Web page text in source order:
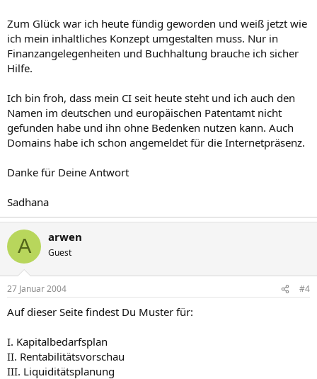
Zum Glück war ich heute fündig geworden und weiß jetzt wie
ich mein inhaltliches Konzept umgestalten muss. Nur in
Finanzangelegenheiten und Buchhaltung brauche ich sicher
Hilfe.
Ich bin froh, dass mein CI seit heute steht und ich auch den
Namen im deutschen und europäischen Patentamt nicht
gefunden habe und ihn ohne Bedenken nutzen kann. Auch
Domains habe ich schon angemeldet für die Internetpräsenz.
Danke für Deine Antwort
Sadhana
A arwen
Guest
27 Januar 2004 #4
Auf dieser Seite findest Du Muster für:
I. Kapitalbedarfsplan
II. Rentabilitätsvorschau
III. Liquiditätsplanung